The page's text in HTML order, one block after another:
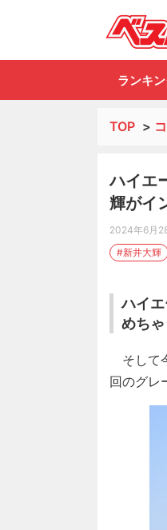
ランキ
TOP >
ハイエ
輝がイ
2024年6月
#新井大輝
ハイ
めち
そして
回のグレ